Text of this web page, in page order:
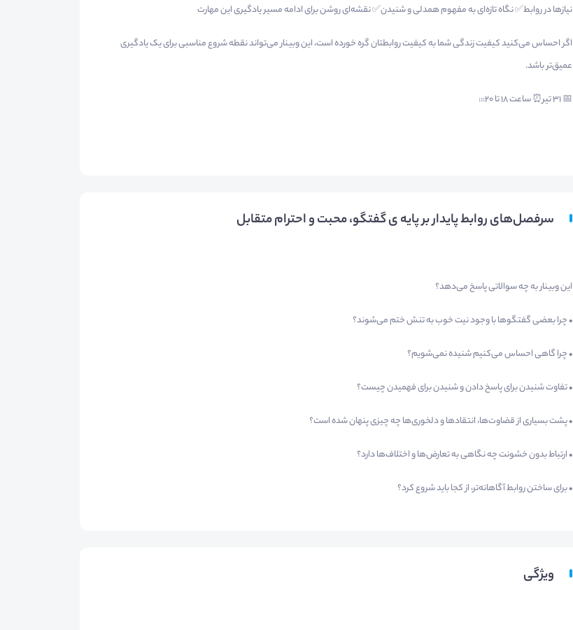
نیازها در روابط✅ نگاه تازه‌ای به مفهوم همدلی و شنیدن✅ نقشه‌ای روشن برای ادامه مسیر یادگیری این مهارت
اگر احساس می‌کنید کیفیت زندگی شما به کیفیت روابطتان گره خورده است، این وبینار می‌تواند نقطه شروع مناسبی برای یک یادگیری
عمیق‌تر باشد.
📅 ۳۱ تیر⏰ ساعت ۱۸ تا ۲۰:::
سرفصل‌های روابط پایدار بر پایه ی گفتگو، محبت و احترام متقابل
این وبینار به چه سوالاتی پاسخ می‌دهد؟
• چرا بعضی گفتگوها با وجود نیت خوب به تنش ختم می‌شوند؟
• چرا گاهی احساس می‌کنیم شنیده نمی‌شویم؟
• تفاوت شنیدن برای پاسخ دادن و شنیدن برای فهمیدن چیست؟
• پشت بسیاری از قضاوت‌ها، انتقادها و دلخوری‌ها چه چیزی پنهان شده است؟
• ارتباط بدون خشونت چه نگاهی به تعارض‌ها و اختلاف‌ها دارد؟
• برای ساختن روابط آگاهانه‌تر، از کجا باید شروع کرد؟
ویژگی